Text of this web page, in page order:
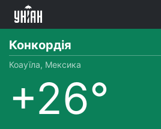
Конкордія
Коауїла, Мексика
+26°